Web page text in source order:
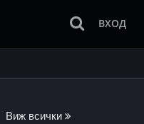
ВХОД
Виж всички